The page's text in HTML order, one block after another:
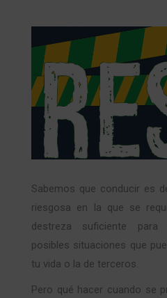
Sabemos que conducir es
riesgosa en la que se
destreza suficiente
posibles situaciones que
tu vida o la de terceros.
Pero qué hacer cuando se